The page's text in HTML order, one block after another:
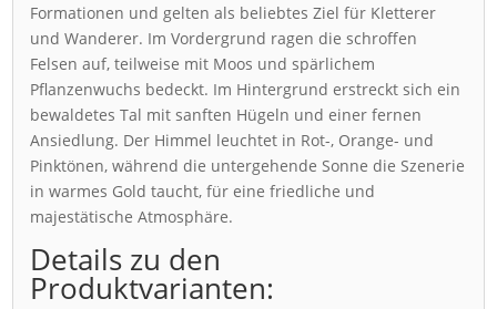
Formationen und gelten als beliebtes Ziel für Kletterer
und Wanderer. Im Vordergrund ragen die schroffen
Felsen auf, teilweise mit Moos und spärlichem
Pflanzenwuchs bedeckt. Im Hintergrund erstreckt sich ein
bewaldetes Tal mit sanften Hügeln und einer fernen
Ansiedlung. Der Himmel leuchtet in Rot-, Orange- und
Pinktönen, während die untergehende Sonne die Szenerie
in warmes Gold taucht, für eine friedliche und
majestätische Atmosphäre.
Details zu den
Produktvarianten: